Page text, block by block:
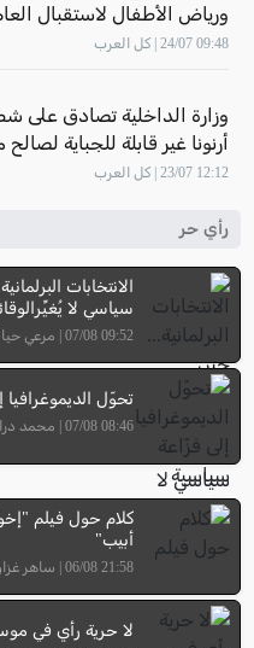
ورياض الأطفال لاستقبال
2026–2027
09:48 24/07 | كل العرب
وزارة الداخلية تصادق على
أرنونا غير قابلة للجباية
12:12 23/07 | كل العرب
رأي حر
الانتخابات
سياسي لا
09:52 07/08 | مرعي حيادري
تحوّل
08:46 07/08 | محمد دراوشة
كلام حول فيلم
أبيب"
21:58 06/08 | ساهر غزاوي
لا حرية رأي في